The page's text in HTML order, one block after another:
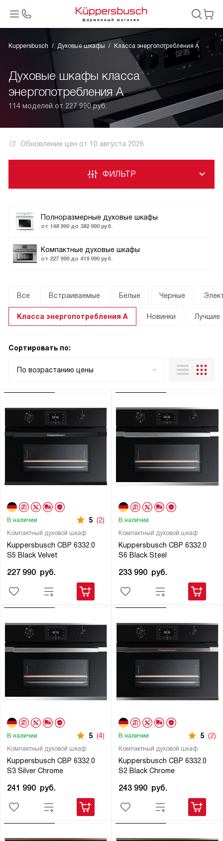
Kuppersbusch Духовые шкафы Класса энергопотребления А
Духовые шкафы класса
энергопотребления А
114 моделей от 227 990 руб.
Обновление цен от 10 августа 2026
Полноразмерные духовые шкафы
от 148 990 до 382 990 руб.
Компактные духовые шкафы
от 227 990 до 419 990 руб.
ФИЛЬТР
Все Встраиваемые Белые Черные
Класса энергопотребления А Новинки Лучшие
Сортировать по:
По возрастанию цены
Компактный духовой шкаф
Kuppersbusch CBP 6332.0
S5 Black Velvet
В наличии 5 (2)
227 990 руб.
Компактный духовой шкаф
Kuppersbusch CBP 6332.0
S6 Black Steel
В наличии
233 990 руб.
Компактный духовой шкаф
Kuppersbusch CBP 6332.0
S3 Silver Chrome
В наличии 5 (4)
241 990 руб.
Компактный духовой шкаф
Kuppersbusch CBP 6332.0
S2 Black Chrome
В наличии 5 (2)
243 990 руб.